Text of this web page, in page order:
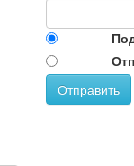
Отправить